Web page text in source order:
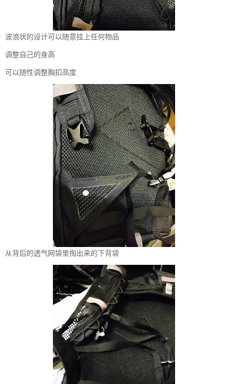
波浪状的设计可以随意挂上任何物品
调整自己的身高
可以随性调整胸扣高度
从背后的透气网袋里掏出来的下背袋